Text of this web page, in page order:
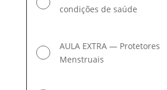
condições de saúde
AULA EXTRA — Protetores
Menstruais